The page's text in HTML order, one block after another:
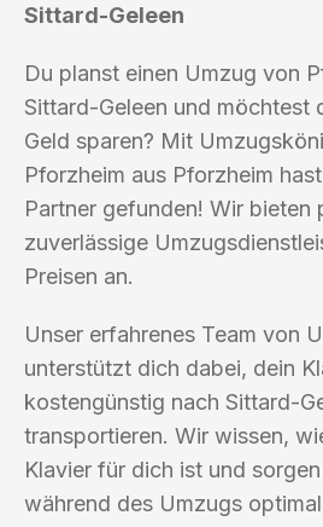
Sittard-Geleen
Du planst einen Umzug von
Sittard-Geleen und möchtest
Geld sparen? Mit
Pforzheim aus Pforzheim
Partner gefunden! Wir bieten
zuverlässige
Preisen an.
Unser erfahrenes Team von
unterstützt dich dabei, dein
kostengünstig nach Sittard-
transportieren. Wir wissen,
Klavier für dich ist und
während des Umzugs